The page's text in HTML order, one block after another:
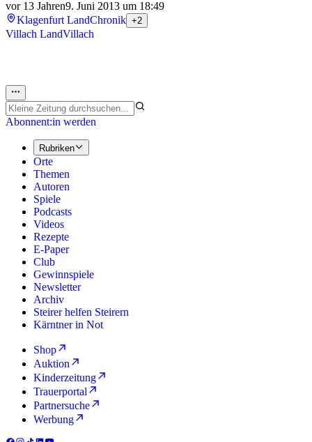
vor 13 Jahren9. Juni 2013 um 18:49
Klagenfurt LandChronik +2
Villach LandVillach
Abonnent:in werden
Rubriken
Orte
Themen
Autoren
Spiele
Podcasts
Videos
Rezepte
E-Paper
Club
Gewinnspiele
Newsletter
Archiv
Steirer helfen Steirern
Kärntner in Not
Shop
Auktion
Kinderzeitung
Trauerportal
Partnersuche
Werbung